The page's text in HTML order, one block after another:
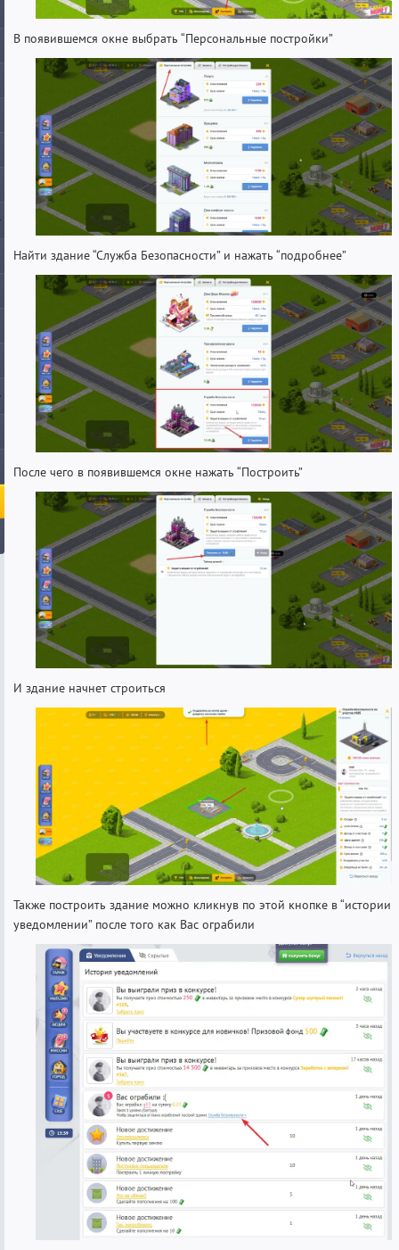
В появившемся окне выбрать “Персональные постройки”
Найти здание “Служба Безопасности” и нажать “подробнее”
После чего в появившемся окне нажать “Построить”
И здание начнет строиться
Также построить здание можно кликнув по этой кнопке в “истории
уведомлении” после того как Вас ограбили